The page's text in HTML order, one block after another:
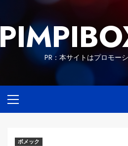
content
PR：本サイトはプロモー
Menu
ボメック